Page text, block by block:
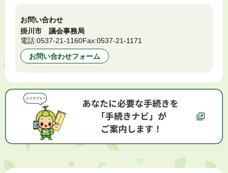
お問い合わせ
掛川市 議会事務局
電話:0537-21-1160Fax:0537-21-1171
お問い合わせフォーム